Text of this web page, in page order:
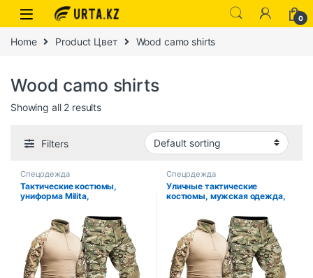
0
Home Product Цвет Wood camo shirts
Wood camo shirts
Showing all 2 results
Filters
Спецодежда
Тактические костюмы,
униформа Milita,
рубашки, брюки-карго с
подушечками, комплекты
охотничьей одежды для
страйкбола, пейнтбола,
уличная одежда
Спецодежда
Уличные тактические
костюмы, мужская одежда,
форма, боевая рубашка +
брюки-карго с несколькими
карманами и подушечками,
водонепроницаемые